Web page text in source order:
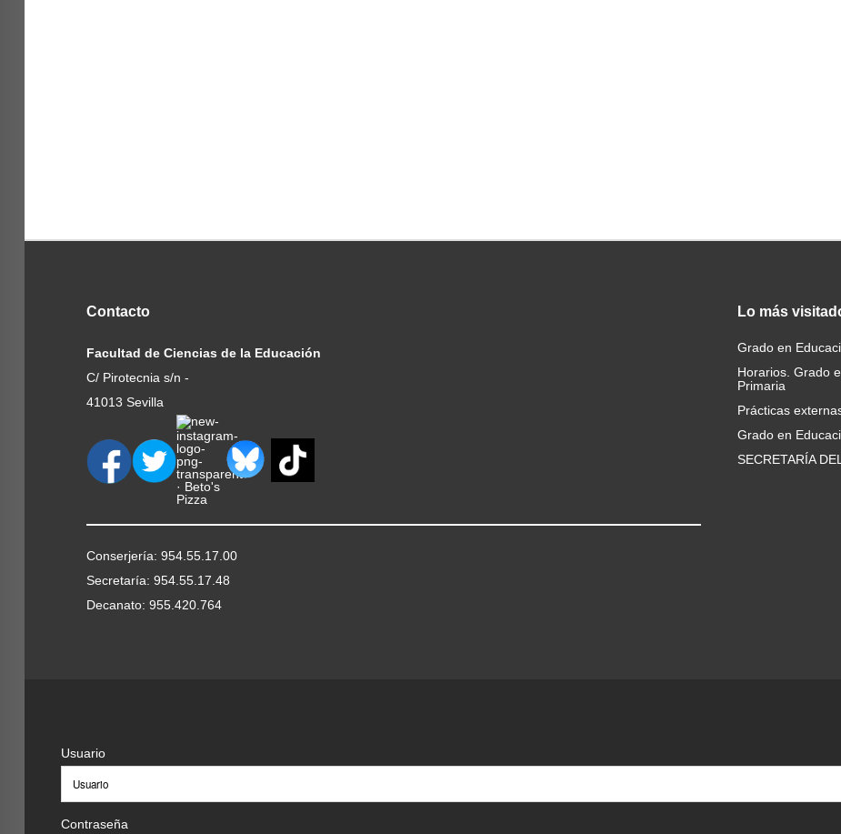
Contacto
Facultad de Ciencias de la Educación
C/ Pirotecnia s/n -
41013 Sevilla
Conserjería: 954.55.17.00
Secretaría: 954.55.17.48
Decanato: 955.420.764
Lo más
Grado en
Horarios. Grado
Primaria
Prácticas
Grado en
SECRETARÍA
Usuario
Contraseña